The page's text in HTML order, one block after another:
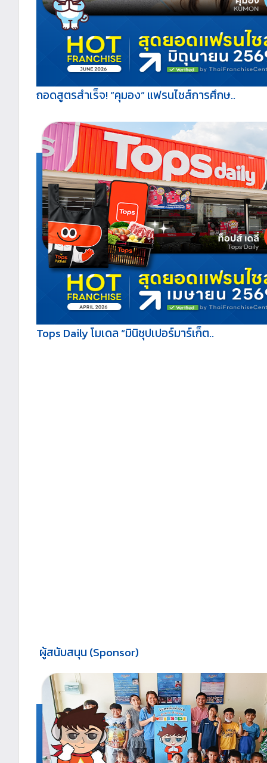
ถอดสูตรสำเร็จ! “คุมอง” แฟรนไชส์การศึกษ..
Tops Daily โมเดล “มินิซุปเปอร์มาร์เก็ต..
ผู้สนับสนุน (Sponsor)